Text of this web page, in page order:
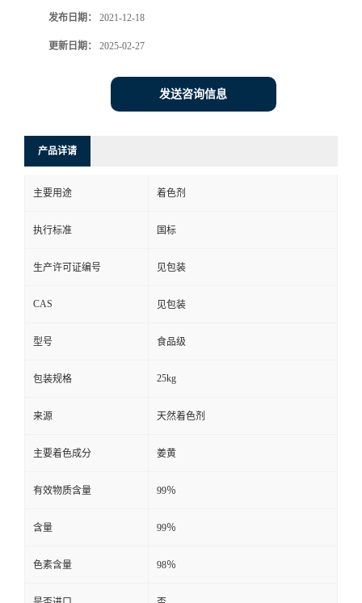
发布日期： 2021-12-18
更新日期： 2025-02-27
发送咨询信息
产品详请
主要用途 着色剂
执行标准 国标
生产许可证编号 见包装
CAS 见包装
型号 食品级
包装规格 25kg
来源 天然着色剂
主要着色成分 姜黄
有效物质含量 99％
含量 99％
色素含量 98％